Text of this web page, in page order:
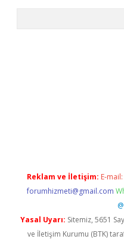
Reklam ve İletişim: E-mail:
forumhizmeti@gmail.com
Yasal Uyarı: Sitemiz, 5651
ve İletişim Kurumu (BTK)